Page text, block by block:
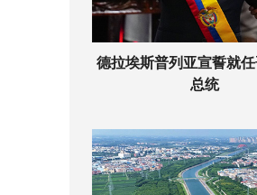
德拉埃斯普列亚宣誓就
总统